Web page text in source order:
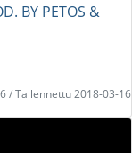
BY PETOS &
/ Tallennettu 2018-03-16